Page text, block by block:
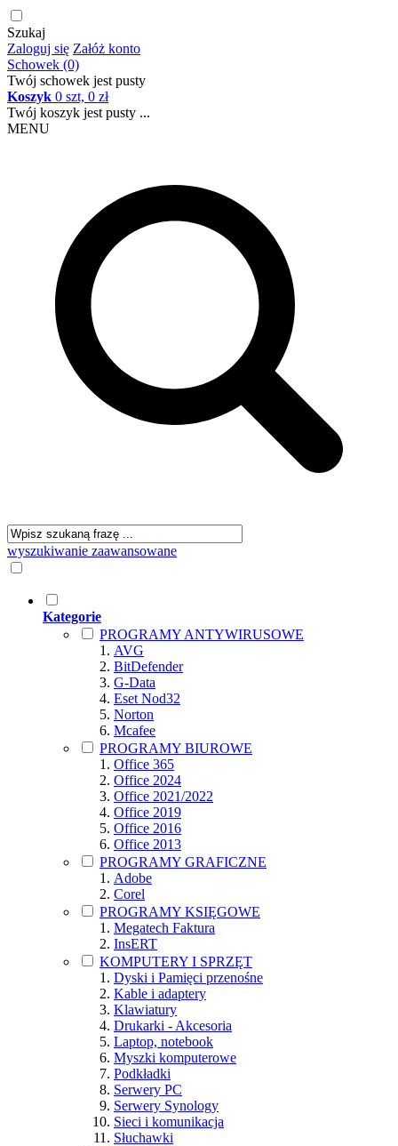
Szukaj
Zaloguj się Załóż konto
Schowek (0)
Twój schowek jest pusty
Koszyk 0 szt, 0 zł
Twój koszyk jest pusty ...
MENU
wyszukiwanie zaawansowane
Kategorie
PROGRAMY ANTYWIRUSOWE
AVG
BitDefender
G-Data
Eset Nod32
Norton
Mcafee
PROGRAMY BIUROWE
Office 365
Office 2024
Office 2021/2022
Office 2019
Office 2016
Office 2013
PROGRAMY GRAFICZNE
Adobe
Corel
PROGRAMY KSIĘGOWE
Megatech Faktura
InsERT
KOMPUTERY I SPRZĘT
Dyski i Pamięci przenośne
Kable i adaptery
Klawiatury
Drukarki - Akcesoria
Laptop, notebook
Myszki komputerowe
Podkładki
Serwery PC
Serwery Synology
Sieci i komunikacja
Słuchawki